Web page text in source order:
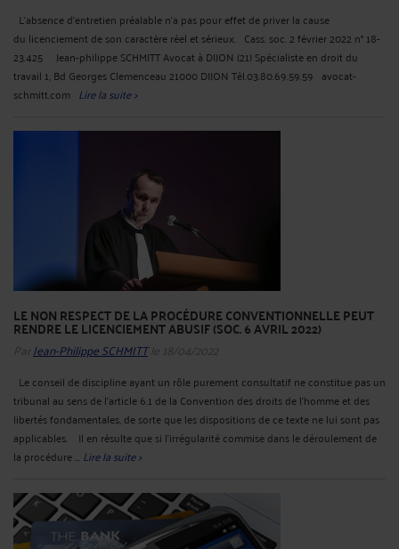
L'absence d'entretien préalable n'a pas pour effet de priver la cause
du licenciement de son caractère réel et sérieux. Cass. soc. 2 février 2022 n° 18-
23.425 Jean-philippe SCHMITT Avocat à DIJON (21) Spécialiste en droit du
travail 1, Bd Georges Clemenceau 21000 DIJON Tèl.03.80.69.59.59 avocat-
schmitt.com Lire la suite >
LE NON RESPECT DE LA PROCÉDURE CONVENTIONNELLE PEUT
RENDRE LE LICENCIEMENT ABUSIF (SOC. 6 AVRIL 2022)
Par Jean-Philippe SCHMITTle 18/04/2022
Le conseil de discipline ayant un rôle purement consultatif ne constitue pas un
tribunal au sens de l'article 6.1 de la Convention des droits de l'homme et des
libertés fondamentales, de sorte que les dispositions de ce texte ne lui sont pas
applicables. Il en résulte que si l'irrégularité commise dans le déroulement de
la procédure ... Lire la suite >